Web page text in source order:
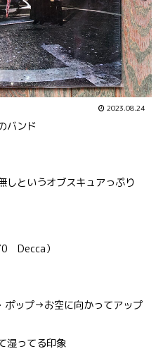
2023.08.24
バンド
しというオブスキュアっぷり
）
ポップ→お空に向かってアップ
湿ってる印象